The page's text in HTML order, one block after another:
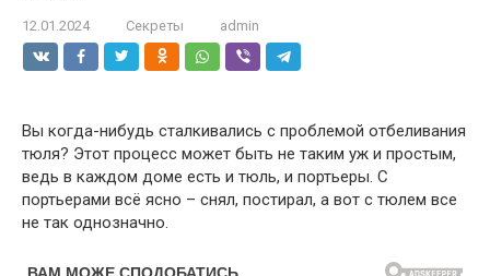
12.01.2024 Секреты admin
Вы когда-нибудь сталкивались с проблемой отбеливания
тюля? Этот процесс может быть не таким уж и простым,
ведь в каждом доме есть и тюль, и портьеры. С
портьерами всё ясно – снял, постирал, а вот с тюлем все
не так однозначно.